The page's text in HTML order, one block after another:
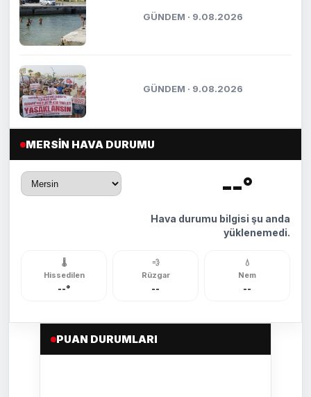
GÜNDEM · 9.08.2026
GÜNDEM · 9.08.2026
MERSIN HAVA DURUMU
--°
Hava durumu bilgisi şu anda
yüklenemedi.
🌡️
Hissedilen
--°
💨
Rüzgar
--
💧
Nem
--
PUAN DURUMLARI